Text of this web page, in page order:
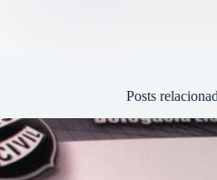
Posts